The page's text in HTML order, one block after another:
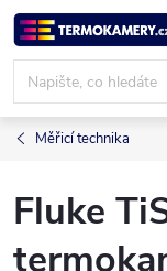
Přejít
na
obsah
Měřicí technika
Fluke